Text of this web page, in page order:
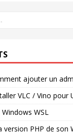
ajouter un
VLC / Vino pour
WSL
version PHP de son